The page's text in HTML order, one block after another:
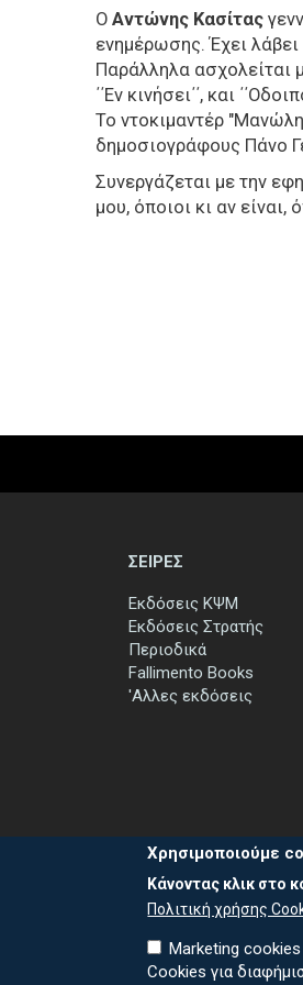
Ο Αντώνης Κασίτας
ενημέρωσης. Έχει
Παράλληλα ασχολείται
΄΄Εν κινήσει΄΄, και
Το ντοκιμαντέρ
δημοσιογράφους Πάνο
Συνεργάζεται με την
μου, όποιοι κι αν είναι,
ΣΕΙΡΕΣ
Εκδόσεις ΚΨΜ
Εκδόσεις Στρατής
Περιοδικά
Fallimento Books
'Αλλες εκδόσεις
Χρησιμοποιούμε
Κάνοντας κλικ στο
Πολιτική χρήσης
Marketing cookies
Cookies για